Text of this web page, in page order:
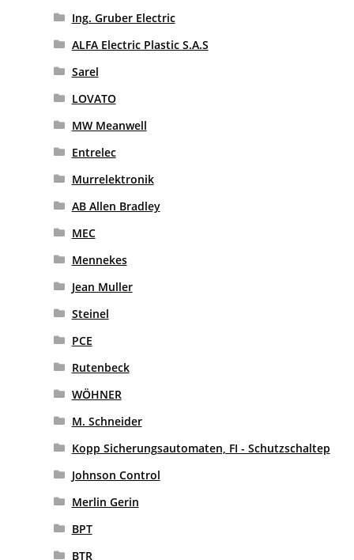
Ing. Gruber Electric
ALFA Electric Plastic S.A.S
Sarel
LOVATO
MW Meanwell
Entrelec
Murrelektronik
AB Allen Bradley
MEC
Mennekes
Jean Muller
Steinel
PCE
Rutenbeck
WÖHNER
M. Schneider
Kopp Sicherungsautomaten, FI - Schutzschaltep
Johnson Control
Merlin Gerin
BPT
BTR